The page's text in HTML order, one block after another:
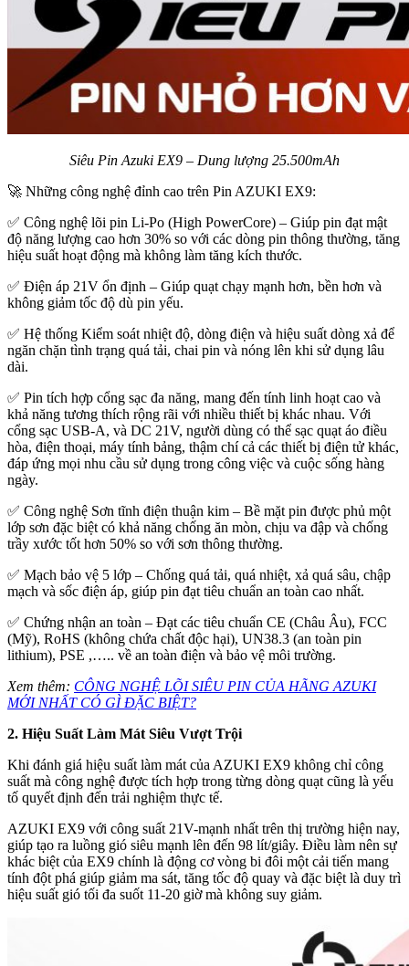
Siêu Pin Azuki EX9 – Dung lượng 25.500mAh
🚀 Những công nghệ đỉnh cao trên Pin AZUKI EX9:
✅ Công nghệ lõi pin Li-Po (High PowerCore) – Giúp pin đạt mật
độ năng lượng cao hơn 30% so với các dòng pin thông thường, tăng
hiệu suất hoạt động mà không làm tăng kích thước.
✅ Điện áp 21V ổn định – Giúp quạt chạy mạnh hơn, bền hơn và
không giảm tốc độ dù pin yếu.
✅ Hệ thống Kiểm soát nhiệt độ, dòng điện và hiệu suất dòng xả để
ngăn chặn tình trạng quá tải, chai pin và nóng lên khi sử dụng lâu
dài.
✅ Pin tích hợp cổng sạc đa năng, mang đến tính linh hoạt cao và
khả năng tương thích rộng rãi với nhiều thiết bị khác nhau. Với
cổng sạc USB-A, và DC 21V, người dùng có thể sạc quạt áo điều
hòa, điện thoại, máy tính bảng, thậm chí cả các thiết bị điện tử khác,
đáp ứng mọi nhu cầu sử dụng trong công việc và cuộc sống hàng
ngày.
✅ Công nghệ Sơn tĩnh điện thuận kim – Bề mặt pin được phủ một
lớp sơn đặc biệt có khả năng chống ăn mòn, chịu va đập và chống
trầy xước tốt hơn 50% so với sơn thông thường.
✅ Mạch bảo vệ 5 lớp – Chống quá tải, quá nhiệt, xả quá sâu, chập
mạch và sốc điện áp, giúp pin đạt tiêu chuẩn an toàn cao nhất.
✅ Chứng nhận an toàn – Đạt các tiêu chuẩn CE (Châu Âu), FCC
(Mỹ), RoHS (không chứa chất độc hại), UN38.3 (an toàn pin
lithium), PSE ,….. về an toàn điện và bảo vệ môi trường.
Xem thêm: CÔNG NGHỆ LÕI SIÊU PIN CỦA HÃNG AZUKI
MỚI NHẤT CÓ GÌ ĐẶC BIỆT?
2. Hiệu Suất Làm Mát Siêu Vượt Trội
Khi đánh giá hiệu suất làm mát của AZUKI EX9 không chỉ công
suất mà công nghệ được tích hợp trong từng dòng quạt cũng là yếu
tố quyết định đến trải nghiệm thực tế.
AZUKI EX9 với công suất 21V-mạnh nhất trên thị trường hiện nay,
giúp tạo ra luồng gió siêu mạnh lên đến 98 lít/giây. Điều làm nên sự
khác biệt của EX9 chính là động cơ vòng bi đôi một cải tiến mang
tính đột phá giúp giảm ma sát, tăng tốc độ quay và đặc biệt là duy trì
hiệu suất gió tối đa suốt 11-20 giờ mà không suy giảm.